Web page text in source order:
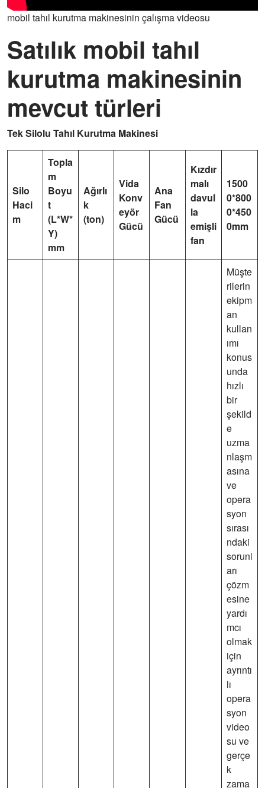
mobil tahıl kurutma makinesinin çalışma videosu
Satılık mobil tahıl
kurutma makinesinin
mevcut türleri
Tek Silolu Tahıl Kurutma Makinesi
Silo
Haci
m
Topla
m
Boyu
t
(L*W*
Y)
mm
Ağırlı
k
(ton)
Vida
Konv
eyör
Gücü
Ana
Fan
Gücü
Kızdır
malı
davul
la
emişli
fan
1500
0*800
0*450
0mm
Müşte
rilerin
ekipm
an
kullan
ımı
konus
unda
hızlı
bir
şekild
e
uzma
nlaşm
asına
ve
opera
syon
sırası
ndaki
sorunl
arı
çözm
esine
yardı
mcı
olmak
için
ayrıntı
lı
opera
syon
video
su ve
gerçe
k
zama